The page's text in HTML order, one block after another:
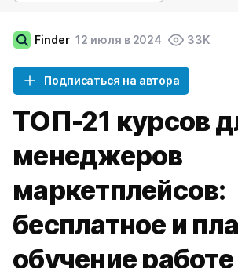
Finder 12 июля в 2024 33K
Подписаться на автора
ТОП-21 курсов
менеджеров
маркетплейсов:
бесплатное и
обучение работе